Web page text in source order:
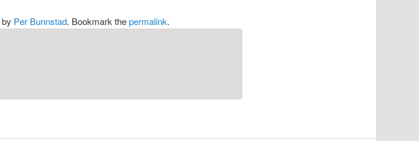
by Per Bunnstad. Bookmark thepermalink.